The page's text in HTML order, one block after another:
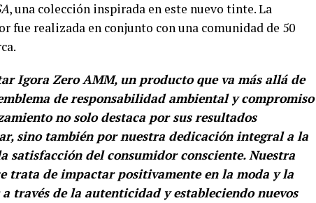
, una colección inspirada en este nuevo tinte. La
fue realizada en conjunto con una comunidad de 50
Igora Zero AMM, un producto que va más allá de
de responsabilidad ambiental y compromiso
no solo destaca por sus resultados
sino también por nuestra dedicación integral a la
satisfacción del consumidor consciente. Nuestra
trata de impactar positivamente en la moda y la
través de la autenticidad y estableciendo nuevos